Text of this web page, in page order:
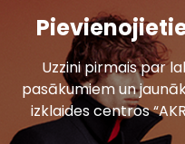
Uzzini pirmais par
pasākumiem un
izklaides centros